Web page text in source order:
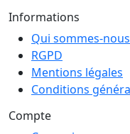
Informations
Qui sommes-
RGPD
Mentions légales
Conditions
Compte